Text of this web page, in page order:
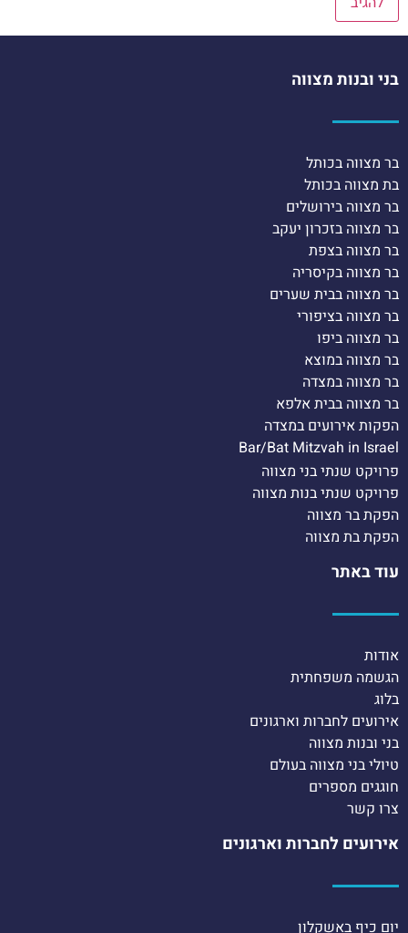
בני ובנות מצווה
בר מצווה בכותל
בת מצווה בכותל
בר מצווה בירושלים
בר מצווה בזכרון יעקב
בר מצווה בצפת
בר מצווה בקיסריה
בר מצווה בבית שערים
בר מצווה בציפורי
בר מצווה ביפו
בר מצווה במוצא
בר מצווה במצדה
בר מצווה בבית אלפא
הפקות אירועים במצדה
Bar/Bat Mitzvah in Israel
פרויקט שנתי בני מצווה
פרויקט שנתי בנות מצווה
הפקת בר מצווה
הפקת בת מצווה
עוד באתר
אודות
הגשמה משפחתית
בלוג
אירועים לחברות וארגונים
בני ובנות מצווה
טיולי בני מצווה בעולם
חוגגים מספרים
צרו קשר
אירועים לחברות וארגונים
יום כיף באשקלון